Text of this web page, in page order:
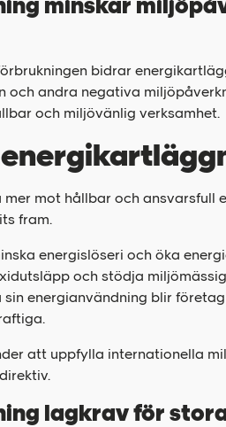
minskar
bidrar
och andra negativa
och miljövänlig verksamhet.
mot hållbar och ansvarsfull
fram.
energislöseri och öka
och stödja
energianvändning blir
att uppfylla internationella
lagkrav för